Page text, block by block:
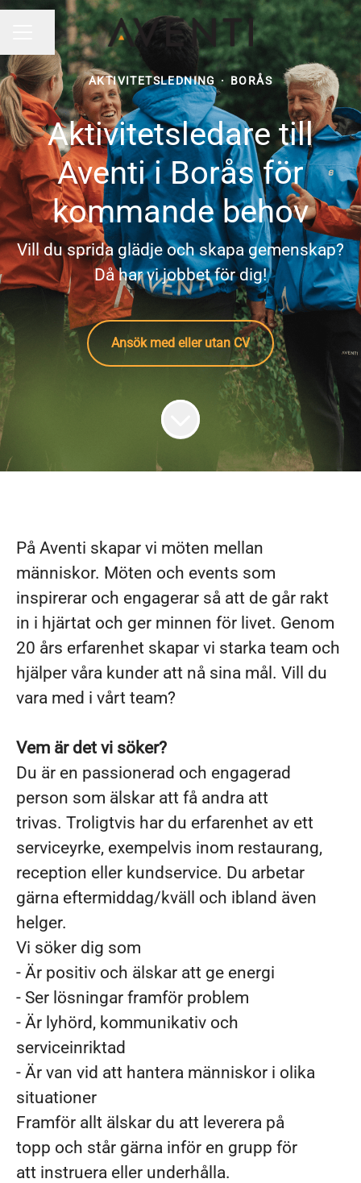
KARRIÄRMENY
Dela sidan
AKTIVITETSLEDNING · BORÅS
Aktivitetsledare till
Aventi i Borås för
kommande behov
Vill du sprida glädje och skapa gemenskap?
Då har vi jobbet för dig!
Ansök med eller utan CV
På Aventi skapar vi möten mellan
människor. Möten och events som
inspirerar och engagerar så att de går rakt
in i hjärtat och ger minnen för livet. Genom
20 års erfarenhet skapar vi starka team och
hjälper våra kunder att nå sina mål. Vill du
vara med i vårt team?
Vem är det vi söker?
Du är en passionerad och engagerad
person som älskar att få andra att
trivas. Troligtvis har du erfarenhet av ett
serviceyrke, exempelvis inom restaurang,
reception eller kundservice. Du arbetar
gärna eftermiddag/kväll och ibland även
helger.
Vi söker dig som
- Är positiv och älskar att ge energi
- Ser lösningar framför problem
- Är lyhörd, kommunikativ och
serviceinriktad
- Är van vid att hantera människor i olika
situationer
Framför allt älskar du att leverera på
topp och står gärna inför en grupp för
att instruera eller underhålla.